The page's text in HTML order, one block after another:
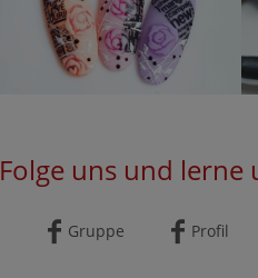
Folge uns und lerne
Gruppe Profil